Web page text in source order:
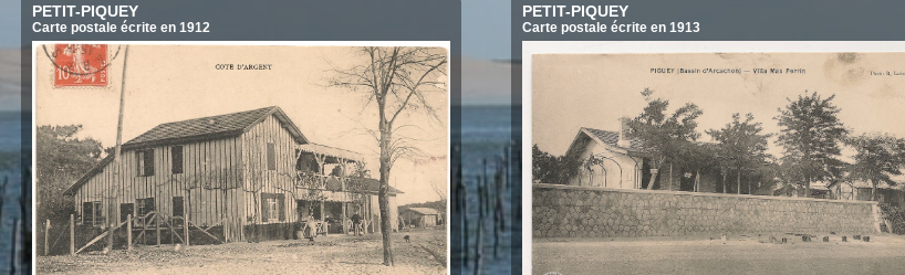
PETIT-PIQUEY
Carte postale écrite en 1912
PETIT-PIQUEY
Carte postale écrite en 1913